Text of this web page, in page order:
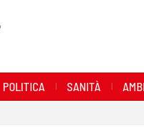
POLITICA SANITÀ